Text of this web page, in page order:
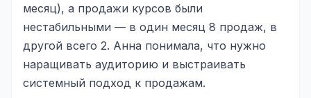
Настройка магазина
Интеграции
Омниканальность
месяц), а продажи курсов были
нестабильными — в один месяц 8 продаж, в
другой всего 2. Анна понимала, что нужно
наращивать аудиторию и выстраивать
системный подход к продажам.